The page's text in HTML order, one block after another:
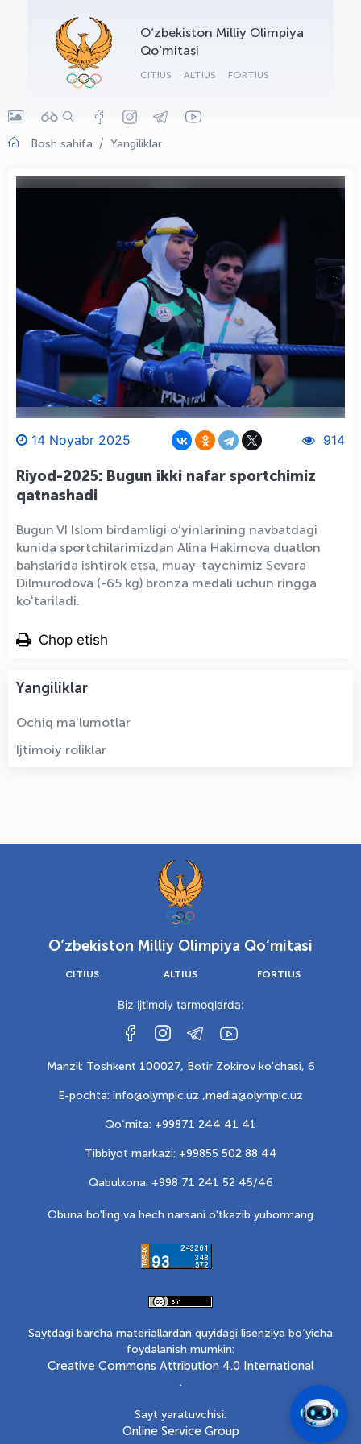
O‘zbekiston Milliy Olimpiya
Qo‘mitasi
CITIUS ALTIUS FORTIUS
Bosh sahifa Yangiliklar
14 Noyabr 2025 914
Riyod-2025: Bugun ikki nafar sportchimiz
qatnashadi
Bugun VI Islom birdamligi oʻyinlarining navbatdagi
kunida sportchilarimizdan Alina Hakimova duatlon
bahslarida ishtirok etsa, muay-taychimiz Sevara
Dilmurodova (-65 kg) bronza medali uchun ringga
koʻtariladi.
Chop etish
Yangiliklar
Ochiq ma'lumotlar
Ijtimoiy roliklar
O‘zbekiston Milliy Olimpiya Qo‘mitasi
CITIUS ALTIUS FORTIUS
Biz ijtimoiy tarmoqlarda:
Manzil: Toshkent 100027, Botir Zokirov ko'chasi, 6
E-pochta: info@olympic.uz ,media@olympic.uz
Qo‘mita: +99871 244 41 41
Tibbiyot markazi: +99855 502 88 44
Qabulxona: +998 71 241 52 45/46
Obuna bo'ling va hech narsani o'tkazib yubormang
Saytdagi barcha materiallardan quyidagi lisenziya bo‘yicha
foydalanish mumkin:
Creative Commons Attribution 4.0 International
.
Sayt yaratuvchisi:
Online Service Group
OLYMPCHIK AI - yordamchi
Onlayn · olympic.uz